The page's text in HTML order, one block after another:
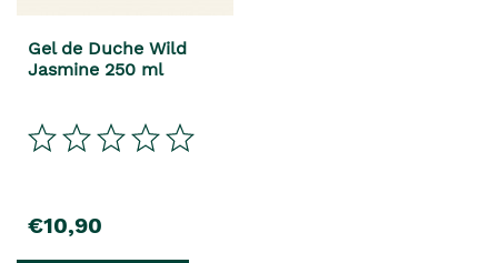
Gel de Duche Wild
Jasmine 250 ml
€10,90